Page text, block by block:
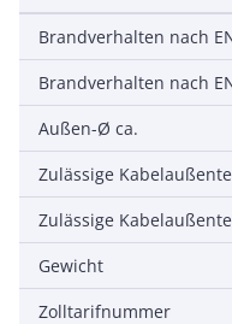
Außen-Ø ca.
Gewicht
Zolltarifnummer